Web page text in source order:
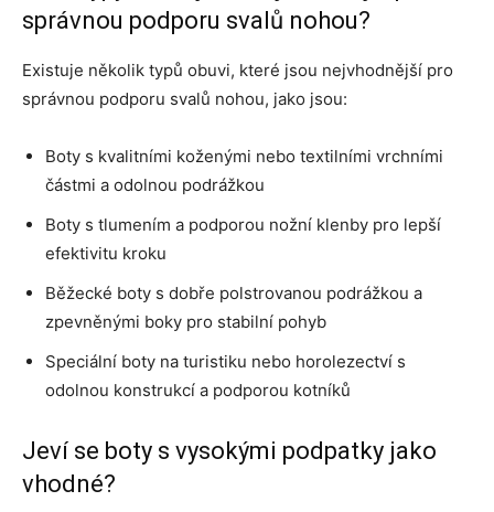
správnou podporu svalů nohou?
Existuje několik typů obuvi, které jsou nejvhodnější pro
správnou podporu svalů nohou, jako jsou:
Boty s kvalitními koženými nebo textilními vrchními
částmi a odolnou podrážkou
Boty s tlumením a podporou nožní klenby pro lepší
efektivitu kroku
Běžecké boty s dobře polstrovanou podrážkou a
zpevněnými boky pro stabilní pohyb
Speciální boty na turistiku nebo horolezectví s
odolnou konstrukcí a podporou kotníků
Jeví se boty s vysokými podpatky jako
vhodné?